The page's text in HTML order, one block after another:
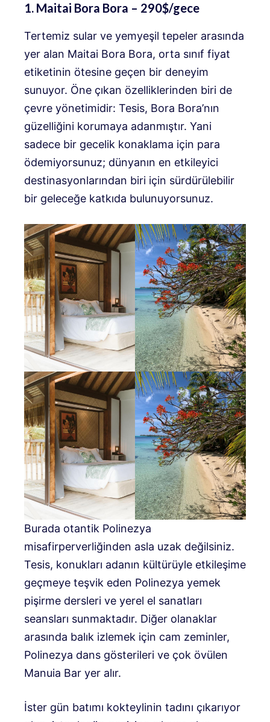
1. Maitai Bora Bora – 290$/gece
Tertemiz sular ve yemyeşil tepeler arasında
yer alan Maitai Bora Bora, orta sınıf fiyat
etiketinin ötesine geçen bir deneyim
sunuyor. Öne çıkan özelliklerinden biri de
çevre yönetimidir: Tesis, Bora Bora’nın
güzelliğini korumaya adanmıştır. Yani
sadece bir gecelik konaklama için para
ödemiyorsunuz; dünyanın en etkileyici
destinasyonlarından biri için sürdürülebilir
bir geleceğe katkıda bulunuyorsunuz.
Burada otantik Polinezya
misafirperverliğinden asla uzak değilsiniz.
Tesis, konukları adanın kültürüyle etkileşime
geçmeye teşvik eden Polinezya yemek
pişirme dersleri ve yerel el sanatları
seansları sunmaktadır. Diğer olanaklar
arasında balık izlemek için cam zeminler,
Polinezya dans gösterileri ve çok övülen
Manuia Bar yer alır.
İster gün batımı kokteylinin tadını çıkarıyor